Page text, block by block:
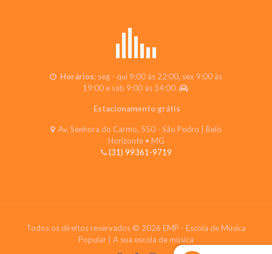
Horários: seg - qui 9:00 às 22:00, sex 9:00 às
19:00 e sáb 9:00 às 14:00.
Estacionamento grátis
Av. Senhora do Carmo, 550 - São Pedro | Belo
Horizonte • MG
(31) 99361-9719
Todos os direitos reservados © 2026 EMP - Escola de Música
Popular | A sua escola de música